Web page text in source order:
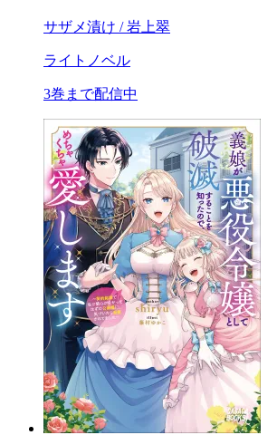
サザメ漬け / 岩上翠
ライトノベル
3巻まで配信中